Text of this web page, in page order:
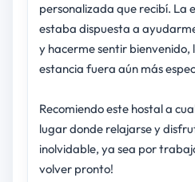
personalizada que recibí. La
estaba dispuesta a
y hacerme sentir bienvenido,
estancia fuera aún más
Recomiendo este hostal a
lugar donde relajarse y
inolvidable, ya sea por
volver pronto!